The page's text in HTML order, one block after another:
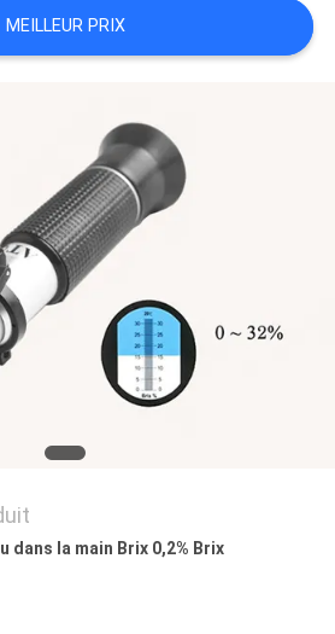
MEILLEUR PRIX
dans la main Brix 0,2% Brix